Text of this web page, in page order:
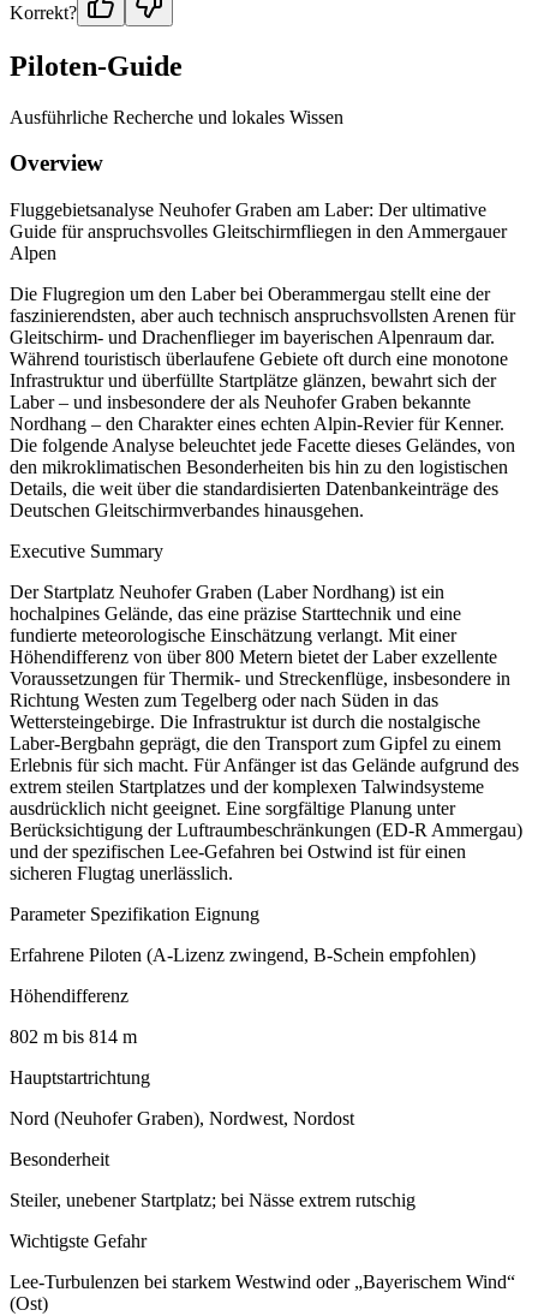
Korrekt?
Piloten-Guide
Ausführliche Recherche und lokales Wissen
Overview
Fluggebietsanalyse Neuhofer Graben am Laber: Der ultimative
Guide für anspruchsvolles Gleitschirmfliegen in den Ammergauer
Alpen
Die Flugregion um den Laber bei Oberammergau stellt eine der
faszinierendsten, aber auch technisch anspruchsvollsten Arenen für
Gleitschirm- und Drachenflieger im bayerischen Alpenraum dar.
Während touristisch überlaufene Gebiete oft durch eine monotone
Infrastruktur und überfüllte Startplätze glänzen, bewahrt sich der
Laber – und insbesondere der als Neuhofer Graben bekannte
Nordhang – den Charakter eines echten Alpin-Revier für Kenner.
Die folgende Analyse beleuchtet jede Facette dieses Geländes, von
den mikroklimatischen Besonderheiten bis hin zu den logistischen
Details, die weit über die standardisierten Datenbankeinträge des
Deutschen Gleitschirmverbandes hinausgehen.
Executive Summary
Der Startplatz Neuhofer Graben (Laber Nordhang) ist ein
hochalpines Gelände, das eine präzise Starttechnik und eine
fundierte meteorologische Einschätzung verlangt. Mit einer
Höhendifferenz von über 800 Metern bietet der Laber exzellente
Voraussetzungen für Thermik- und Streckenflüge, insbesondere in
Richtung Westen zum Tegelberg oder nach Süden in das
Wettersteingebirge. Die Infrastruktur ist durch die nostalgische
Laber-Bergbahn geprägt, die den Transport zum Gipfel zu einem
Erlebnis für sich macht. Für Anfänger ist das Gelände aufgrund des
extrem steilen Startplatzes und der komplexen Talwindsysteme
ausdrücklich nicht geeignet. Eine sorgfältige Planung unter
Berücksichtigung der Luftraumbeschränkungen (ED-R Ammergau)
und der spezifischen Lee-Gefahren bei Ostwind ist für einen
sicheren Flugtag unerlässlich.
Parameter Spezifikation Eignung
Erfahrene Piloten (A-Lizenz zwingend, B-Schein empfohlen)
Höhendifferenz
802 m bis 814 m
Hauptstartrichtung
Nord (Neuhofer Graben), Nordwest, Nordost
Besonderheit
Steiler, unebener Startplatz; bei Nässe extrem rutschig
Wichtigste Gefahr
Lee-Turbulenzen bei starkem Westwind oder „Bayerischem Wind“
(Ost)